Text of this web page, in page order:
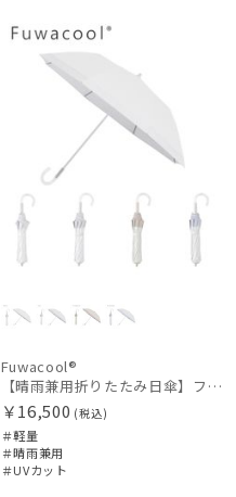
N
Fuwacool®
【晴雨兼用折りたたみ日傘】フワクール®ホワイト（Fuwacool® White）トーンonトーン 1級遮光 遮熱 UV99%以上
￥16,500 (税込)
＃軽量
＃晴雨兼用
＃UVカット